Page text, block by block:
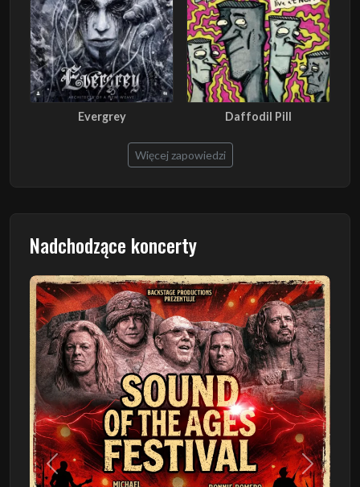
Evergrey Daffodil Pill
Więcej zapowiedzi
Nadchodzące koncerty
Poprzedni Następny